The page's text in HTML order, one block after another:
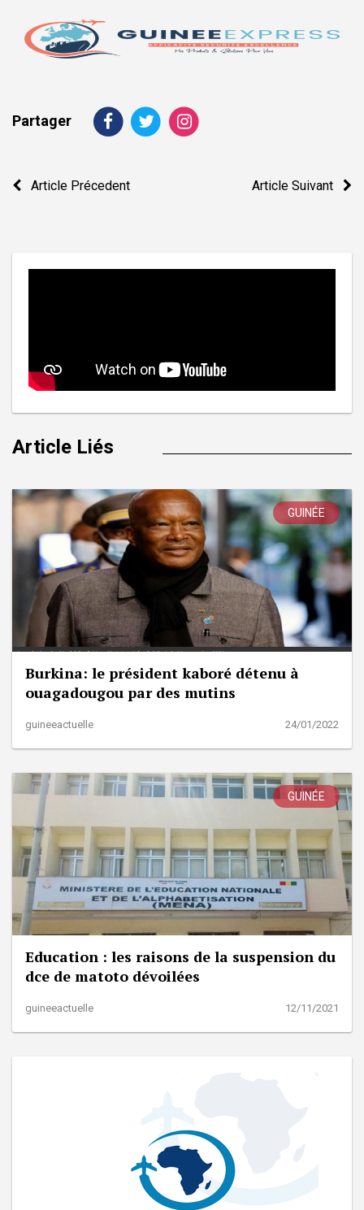
Partager
Navigation
Article Précedent Article Suivant
Article Liés
GUINÉE
Burkina: le président kaboré détenu à
ouagadougou par des mutins
guineeactuelle 24/01/2022
GUINÉE
Education : les raisons de la suspension du
dce de matoto dévoilées
guineeactuelle 12/11/2021